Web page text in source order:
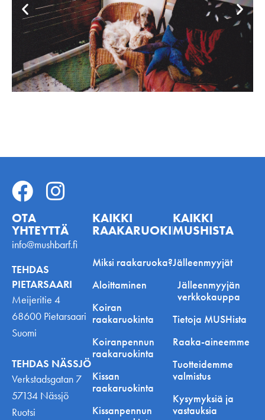
OTA
YHTEYTTÄ
info@mushbarf.fi
TEHDAS
PIETARSAARI
Meijeritie 4
68600 Pietarsaari
Suomi
TEHDAS NÄSSJÖ
Verkstadsgatan 7
57134 Nässjö
Ruotsi
KAIKKI
RAAKARUOKINNASTA
Miksi raakaruoka?
Aloittaminen
Koiran
raakaruokinta
Koiranpennun
raakaruokinta
Kissan
raakaruokinta
Kissanpennun
KAIKKI
MUSHISTA
Jälleenmyyjät
Jälleenmyyjän
verkkokauppa
Tietoja MUSHista
Raaka-aineemme
Tuotteidemme
valmistus
Kysymyksiä ja
vastauksia